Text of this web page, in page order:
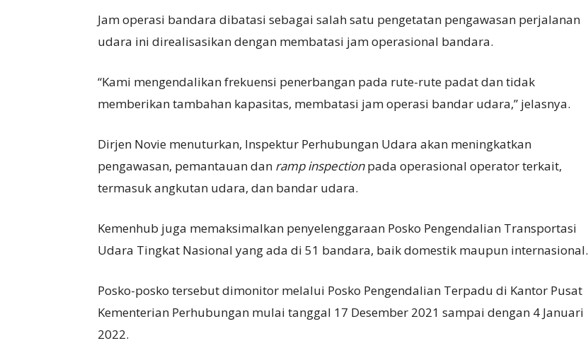
Jam operasi bandara dibatasi sebagai salah satu pengetatan pengawasan perjalanan
udara ini direalisasikan dengan membatasi jam operasional bandara.
“Kami mengendalikan frekuensi penerbangan pada rute-rute padat dan tidak
memberikan tambahan kapasitas, membatasi jam operasi bandar udara,” jelasnya.
Dirjen Novie menuturkan, Inspektur Perhubungan Udara akan meningkatkan
pengawasan, pemantauan dan ramp inspectionpada operasional operator terkait,
termasuk angkutan udara, dan bandar udara.
Kemenhub juga memaksimalkan penyelenggaraan Posko Pengendalian Transportasi
Udara Tingkat Nasional yang ada di 51 bandara, baik domestik maupun internasional.
Posko-posko tersebut dimonitor melalui Posko Pengendalian Terpadu di Kantor Pusat
Kementerian Perhubungan mulai tanggal 17 Desember 2021 sampai dengan 4 Januari
2022.